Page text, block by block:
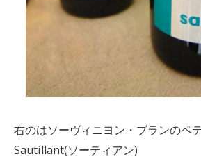
右のはソーヴィニヨン・ブランのペ
Sautillant(ソーティアン)